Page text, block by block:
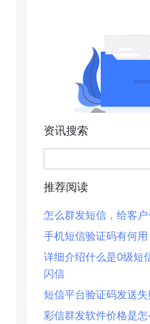
资讯搜索
推荐阅读
怎么群发短信，给客
手机短信验证码有何
详细介绍什么是0级短
闪信
短信平台验证码发送
彩信群发软件价格是